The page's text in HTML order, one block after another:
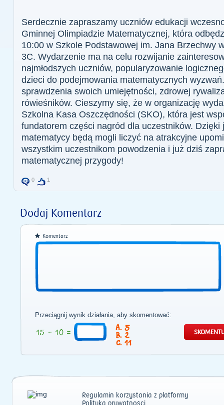
Serdecznie zapraszamy uczniów edukacji
Gminnej Olimpiadzie Matematycznej, która
10:00 w Szkole Podstawowej im. Jana Brzechwy
3C. Wydarzenie ma na celu rozwijanie
najmłodszych uczniów, popularyzowanie
dzieci do podejmowania matematycznych
sprawdzenia swoich umiejętności, zdrowej
rówieśników. Cieszymy się, że w organizację
Szkolna Kasa Oszczędności (SKO), która jest
fundatorem części nagród dla uczestników. Dzięki
matematycy będą mogli liczyć na atrakcyjne
wszystkim uczestnikom powodzenia i już dziś
matematycznej przygody!
0 1
Dodaj Komentarz
Komentarz
Przeciągnij wynik działania, aby skomentować:
5
2
11
Regulamin korzystania z platformy